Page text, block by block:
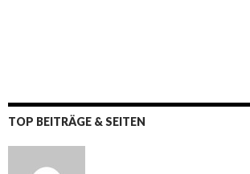
TOP BEITRÄGE & SEITEN